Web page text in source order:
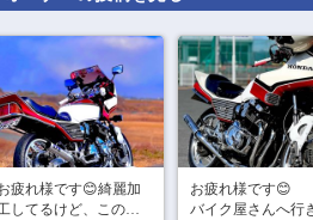
疲れ様です😊綺麗加
してるけど、この日
お疲れ様です😊
バイク屋さんへ行